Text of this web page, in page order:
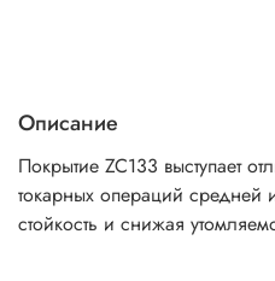
Описание
Покрытие ZC133 выступает
токарных операций средней
стойкость и снижая